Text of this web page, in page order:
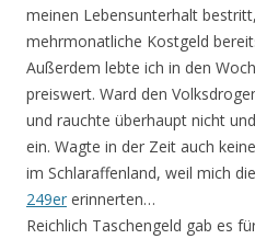
meinen Lebensunterhalt
mehrmonatliche Kostgeld
Außerdem lebte ich in den
preiswert. Ward den
und rauchte überhaupt nicht
ein. Wagte in der Zeit auch
im Schlaraffenland, weil mich
249er erinnerten…
Reichlich Taschengeld gab es